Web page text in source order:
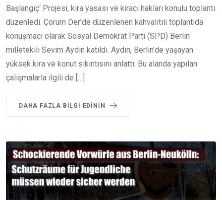
Başlangıç‘ Projesi, kira yasası ve kiracı hakları konulu toplantı
düzenledi. Çorum Der’de düzenlenen kahvalıtılı toplantıda
konuşmacı olarak Sosyal Demokrat Parti (SPD) Berlin
milletekili Sevim Aydın katıldı. Aydın, Berlin’de yaşayan
yüksek kira ve konut sıkıntısını anlattı. Bu alanda yapılan
çalışmalarla ilgili de […]
DAHA FAZLA BILGI EDININ